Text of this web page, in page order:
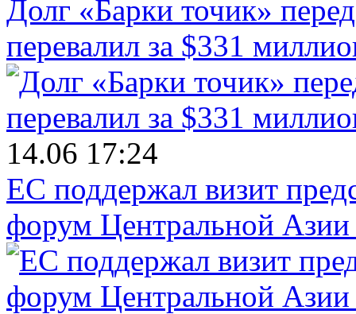
Долг «Барки точик»
перевалил за $331
14.06 17:24
ЕС поддержал визит
форум Центральной Азии